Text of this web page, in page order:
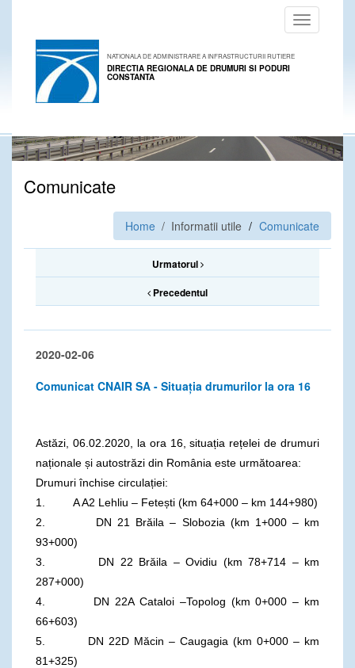
Toggle
navigation
NATIONALA DE ADMINISTRARE A INFRASTRUCTURII RUTIERE
DIRECTIA REGIONALA DE DRUMURI SI PODURI
CONSTANTA
Comunicate
Home / Informatii utile Comunicate
Urmatorul
Precedentul
2020-02-06
Comunicat CNAIR SA - Situația drumurilor la ora 16
Astăzi, 06.02.2020, la ora 16, situația rețelei de drumuri
naționale și autostrăzi din România este următoarea:
Drumuri închise circulației:
1. A A2 Lehliu – Fetești (km 64+000 – km 144+980)
2. DN 21 Brăila – Slobozia (km 1+000 – km
93+000)
3. DN 22 Brăila – Ovidiu (km 78+714 – km
287+000)
4. DN 22A Cataloi –Topolog (km 0+000 – km
66+603)
5. DN 22D Măcin – Caugagia (km 0+000 – km
81+325)